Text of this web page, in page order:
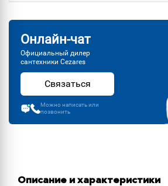
Онлайн-чат
Официальный дилер
сантехники Cezares
Связаться
Можно написать или
позвонить
Описание и характеристики